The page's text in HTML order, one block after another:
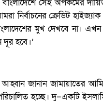
সেই অপকর্মের
নির্বাচনের ক্রেডিট
মুখ দেখবে না।
হবে।’
জানান জামায়াতের
হচ্ছে। দু–একটি